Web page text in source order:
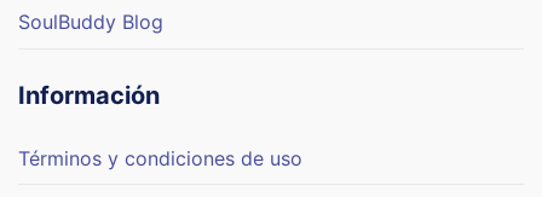
SoulBuddy Blog
Información
Términos y condiciones de uso